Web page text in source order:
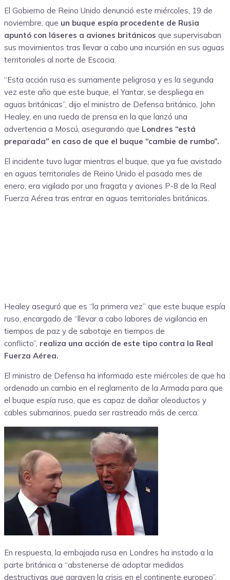
El Gobierno de Reino Unido denunció este miércoles, 19 de
noviembre, que un buque espía procedente de Rusia
apuntó con láseres a aviones británicos que supervisaban
sus movimientos tras llevar a cabo una incursión en sus aguas
territoriales al norte de Escocia.
“Esta acción rusa es sumamente peligrosa y es la segunda
vez este año que este buque, el Yantar, se despliega en
aguas británicas”, dijo el ministro de Defensa británico, John
Healey, en una rueda de prensa en la que lanzó una
advertencia a Moscú, asegurando que Londres “está
preparada” en caso de que el buque “cambie de rumbo”.
El incidente tuvo lugar mientras el buque, que ya fue avistado
en aguas territoriales de Reino Unido el pasado mes de
enero, era vigilado por una fragata y aviones P-8 de la Real
Fuerza Aérea tras entrar en aguas territoriales británicas.
Healey aseguró que es “la primera vez” que este buque espía
ruso, encargado de “llevar a cabo labores de vigilancia en
tiempos de paz y de sabotaje en tiempos de
conflicto”, realiza una acción de este tipo contra la Real
Fuerza Aérea.
El ministro de Defensa ha informado este miércoles de que ha
ordenado un cambio en el reglamento de la Armada para que
el buque espía ruso, que es capaz de dañar oleoductos y
cables submarinos, pueda ser rastreado más de cerca.
En respuesta, la embajada rusa en Londres ha instado a la
parte británica a “abstenerse de adoptar medidas
destructivas que agraven la crisis en el continente europeo”,